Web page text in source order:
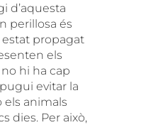
d’aquesta
perillosa és
propagat
els
hi ha cap
evitar la
els animals
dies. Per això,